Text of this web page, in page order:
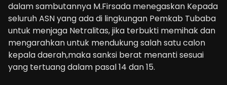
dalam sambutannya M.Firsada menegaskan Kepada
seluruh ASN yang ada di lingkungan Pemkab Tubaba
untuk menjaga Netralitas, jika terbukti memihak dan
mengarahkan untuk mendukung salah satu calon
kepala daerah,maka sanksi berat menanti sesuai
yang tertuang dalam pasal 14 dan 15.